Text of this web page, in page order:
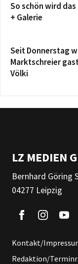
So schön wird das
+ Galerie
Seit Donnerstag
Marktschreier
Völki
LZ MEDIEN
Bernhard Göring
04277 Leipzig
Kontakt/
Redaktion/